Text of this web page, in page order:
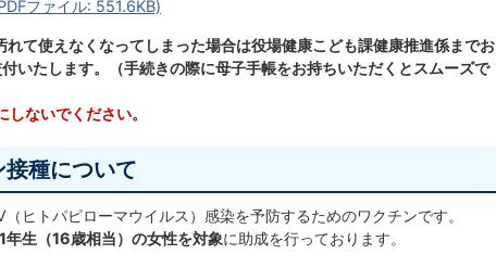
ファイル: 551.6KB)
て使えなくなってしまった場合は役場健康こども課健康推進係までお
いたします。（手続きの際に母子手帳をお持ちいただくとスムーズで
ないでください。
種について
ヒトパピローマウイルス）感染を予防するためのワクチンです。
生（16歳相当）の女性を対象に助成を行っております。